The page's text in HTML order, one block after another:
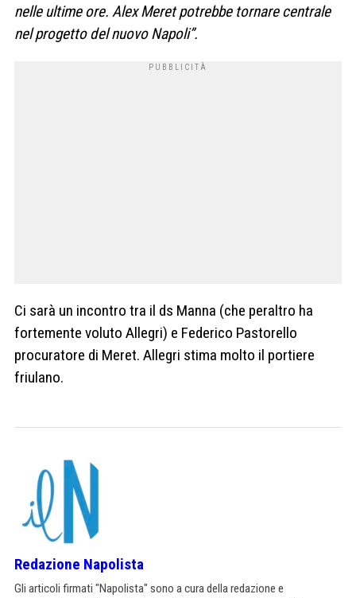
nelle ultime ore. Alex Meret potrebbe tornare centrale
nel progetto del nuovo Napoli”.
Ci sarà un incontro tra il ds Manna (che peraltro ha
fortemente voluto Allegri) e Federico Pastorello
procuratore di Meret. Allegri stima molto il portiere
friulano.
Redazione Napolista
Gli articoli firmati "Napolista" sono a cura della redazione e